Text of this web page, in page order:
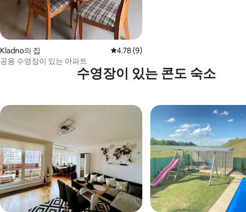
Kladno의 집 평점 4.78점(5점 만점), 후기 9개
4.78 (9)
공용 수영장이 있는 아파트
수영장이 있는 콘도 숙소